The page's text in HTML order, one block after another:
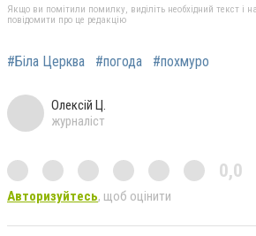
Якщо ви помітили помилку, виділіть необхідний текст і
повідомити про це редакцію
#Біла Церква #погода #похмуро
Олексій Ц.
журналіст
0,0
Авторизуйтесь, щоб оцінити